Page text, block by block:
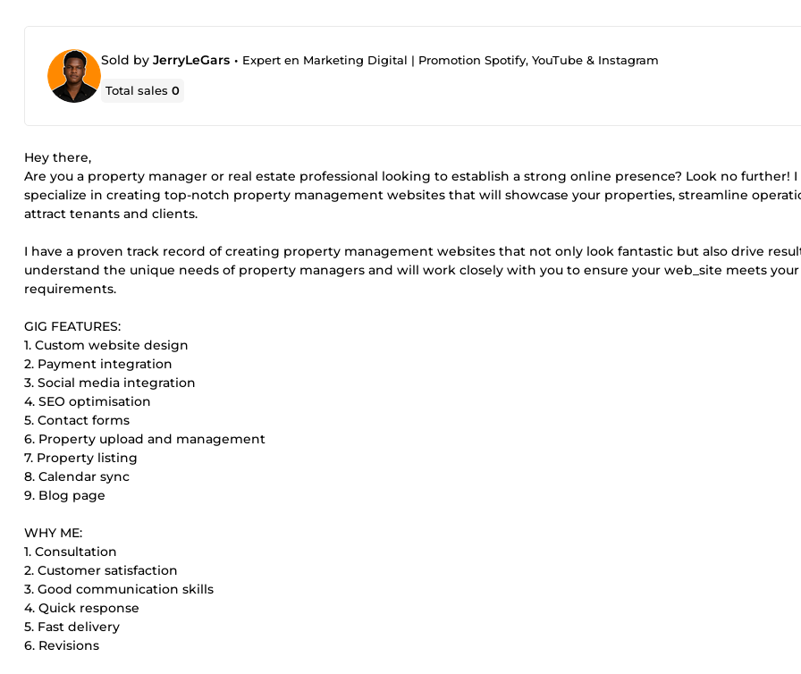
Sold by JerryLeGars • Expert en Marketing Digital | Promotion Spotify, YouTube & Instagram
Total sales0
Hey there,
Are you a property manager or real estate professional looking to establish a strong online presence? Look no further! I
specialize in creating top-notch property management websites that will showcase your properties, streamline
attract tenants and clients.
I have a proven track record of creating property management websites that not only look fantastic but also drive
understand the unique needs of property managers and will work closely with you to ensure your web_site meets
requirements.
GIG FEATURES:
1. Custom website design
2. Payment integration
3. Social media integration
4. SEO optimisation
5. Contact forms
6. Property upload and management
7. Property listing
8. Calendar sync
9. Blog page
WHY ME:
1. Consultation
2. Customer satisfaction
3. Good communication skills
4. Quick response
5. Fast delivery
6. Revisions